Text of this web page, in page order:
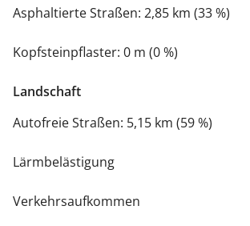
Asphaltierte Straßen: 2,85 km (33 %)
Kopfsteinpflaster: 0 m (0 %)
Landschaft
Autofreie Straßen: 5,15 km (59 %)
Lärmbelästigung
Verkehrsaufkommen